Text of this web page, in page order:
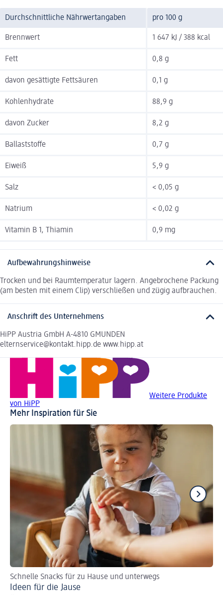
Durchschnittliche Nährwertangaben pro 100 g
Brennwert 1 647 kJ / 388 kcal
Fett 0,8 g
davon gesättigte Fettsäuren 0,1 g
Kohlenhydrate 88,9 g
davon Zucker 8,2 g
Ballaststoffe 0,7 g
Eiweiß 5,9 g
Salz < 0,05 g
Natrium < 0,02 g
Vitamin B 1, Thiamin 0,9 mg
Aufbewahrungshinweise
Trocken und bei Raumtemperatur lagern. Angebrochene Packung
(am besten mit einem Clip) verschließen und zügig aufbrauchen.
Anschrift des Unternehmens
HiPP Austria GmbH A-4810 GMUNDEN
elternservice@kontakt.hipp.de www.hipp.at
Weitere Produkte
von HiPP
Mehr Inspiration für Sie
Schnelle Snacks für zu Hause und unterwegs
Ideen für die Jause